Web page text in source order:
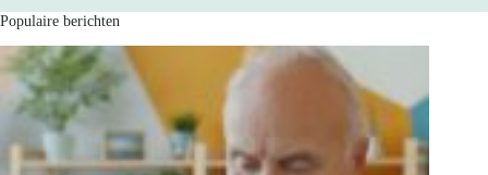
Populaire berichten